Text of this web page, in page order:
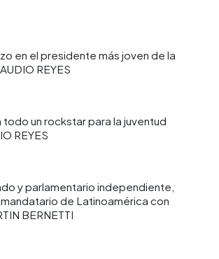
en el presidente más joven de la
REYES
un rockstar para la juventud
REYES
y parlamentario independiente,
de Latinoamérica con
BERNETTI